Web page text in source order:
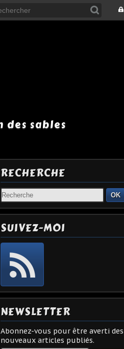
sables
RECHERCHE
OK
SUIVEZ-MOI
NEWSLETTER
Abonnez-vous pour être averti des
nouveaux articles publiés.